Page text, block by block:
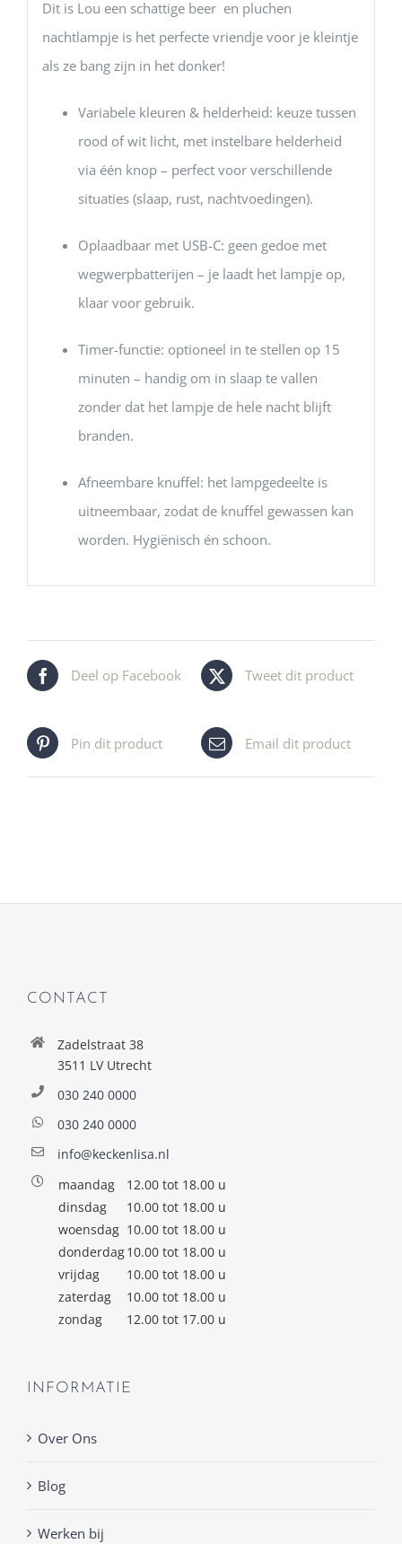
Dit is Lou een schattige beer en pluchen
nachtlampje is het perfecte vriendje voor je kleintje
als ze bang zijn in het donker!
Variabele kleuren & helderheid: keuze tussen
rood of wit licht, met instelbare helderheid
via één knop – perfect voor verschillende
situaties (slaap, rust, nachtvoedingen).
Oplaadbaar met USB-C: geen gedoe met
wegwerpbatterijen – je laadt het lampje op,
klaar voor gebruik.
Timer-functie: optioneel in te stellen op 15
minuten – handig om in slaap te vallen
zonder dat het lampje de hele nacht blijft
branden.
Afneembare knuffel: het lampgedeelte is
uitneembaar, zodat de knuffel gewassen kan
worden. Hygiënisch én schoon.
Deel op Facebook Tweet dit product
Pin dit product Email dit product
CONTACT
Zadelstraat 38
3511 LV Utrecht
030 240 0000
030 240 0000
info@keckenlisa.nl
maandag
12.00 tot 18.00 u
dinsdag
10.00 tot 18.00 u
woensdag 10.00 tot 18.00 u
donderdag10.00 tot 18.00 u
vrijdag
10.00 tot 18.00 u
zaterdag
10.00 tot 18.00 u
zondag
12.00 tot 17.00 u
INFORMATIE
Over Ons
Blog
Werken bij